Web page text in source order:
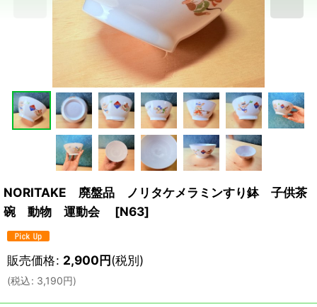
NORITAKE 廃盤品 ノリタケメラミンすり鉢 子供茶
碗 動物 運動会
[N63]
販売価格: 2,900円(税別)
(税込: 3,190円)